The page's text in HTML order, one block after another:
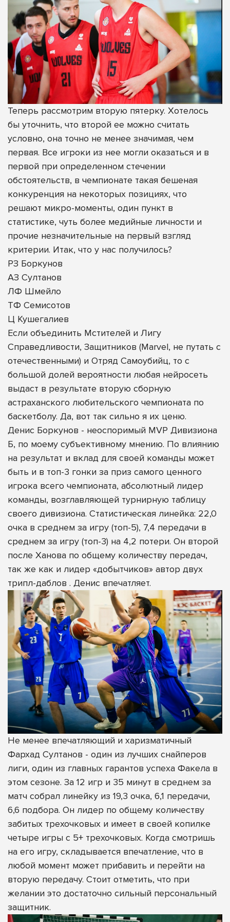
Теперь рассмотрим вторую пятерку. Хотелось
бы уточнить, что второй ее можно считать
условно, она точно не менее значимая, чем
первая. Все игроки из нее могли оказаться и в
первой при определенном стечении
обстоятельств, в чемпионате такая бешеная
конкуренция на некоторых позициях, что
решают микро-моменты, один пункт в
статистике, чуть более медийные личности и
прочие незначительные на первый взгляд
критерии. Итак, что у нас получилось?
РЗ Боркунов
АЗ Султанов
ЛФ Шмейло
ТФ Семисотов
Ц Кушегалиев
Если объединить Мстителей и Лигу
Справедливости, Защитников (Marvel, не путать с
отечественными) и Отряд Самоубийц, то с
большой долей вероятности любая нейросеть
выдаст в результате вторую сборную
астраханского любительского чемпионата по
баскетболу. Да, вот так сильно я их ценю.
Денис Боркунов - неоспоримый MVP Дивизиона
Б, по моему субъективному мнению. По влиянию
на результат и вклад для своей команды может
быть и в топ-3 гонки за приз самого ценного
игрока всего чемпионата, абсолютный лидер
команды, возглавляющей турнирную таблицу
своего дивизиона. Статистическая линейка: 22,0
очка в среднем за игру (топ-5), 7,4 передачи в
среднем за игру (топ-3) на 4,2 потери. Он второй
после Ханова по общему количеству передач,
так же как и лидер «добытчиков» автор двух
трипл-даблов . Денис впечатляет.
Не менее впечатляющий и харизматичный
Фархад Султанов - один из лучших снайперов
лиги, один из главных гарантов успеха Факела в
этом сезоне. За 12 игр и 35 минут в среднем за
матч собрал линейку из 19,3 очка, 6,1 передачи,
6,6 подбора. Он лидер по общему количеству
забитых трехочковых и имеет в своей копилке
четыре игры с 5+ трехочковых. Когда смотришь
на его игру, складывается впечатление, что в
любой момент может прибавить и перейти на
вторую передачу. Стоит отметить, что при
желании это достаточно сильный персональный
защитник.